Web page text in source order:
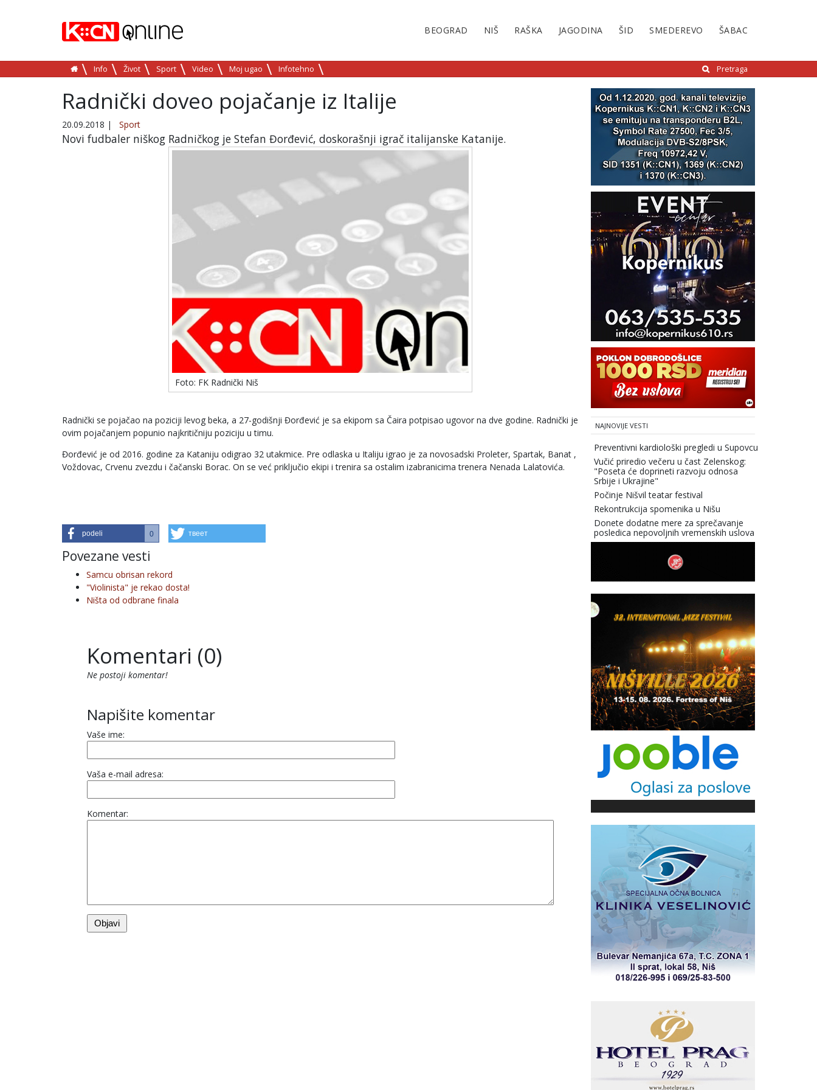
BEOGRAD NIŠ RAŠKA JAGODINA ŠID SMEDEREVO ŠABAC
Info Život Sport Video Moj ugao Infotehno Pretraga
Radnički doveo pojačanje iz Italije
20.09.2018 | Sport
Novi fudbaler niškog Radničkog je Stefan Đorđević, doskorašnji igrač italijanske Katanije.
Foto: FK Radnički Niš
Radnički se pojačao na poziciji levog beka, a 27-godišnji Đorđević je sa ekipom sa Čaira potpisao ugovor na dve godine. Radnički je
ovim pojačanjem popunio najkritičniju poziciju u timu.
Đorđević je od 2016. godine za Kataniju odigrao 32 utakmice. Pre odlaska u Italiju igrao je za novosadski Proleter, Spartak, Banat ,
Voždovac, Crvenu zvezdu i čačanski Borac. On se već priključio ekipi i trenira sa ostalim izabranicima trenera Nenada Lalatovića.
podeli 0 твеет
Povezane vesti
Samcu obrisan rekord
"Violinista" je rekao dosta!
Ništa od odbrane finala
Komentari (0)
Ne postoji komentar!
Napišite komentar
Vaše ime:
Vaša e-mail adresa:
Komentar:
NAJNOVIJE VESTI
Preventivni kardiološki pregledi u Supovcu
Vučić priredio večeru u čast Zelenskog:
"Poseta će doprineti razvoju odnosa
Srbije i Ukrajine"
Počinje Nišvil teatar festival
Rekontrukcija spomenika u Nišu
Donete dodatne mere za sprečavanje
posledica nepovoljnih vremenskih uslova